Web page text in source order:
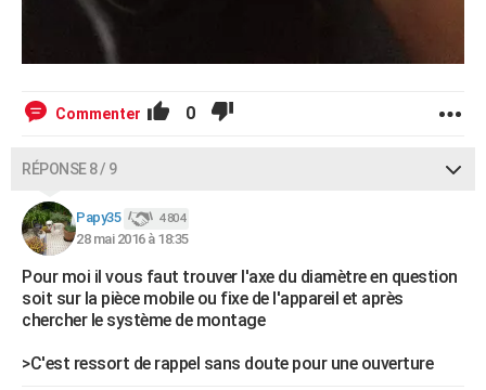
Commenter 0
RÉPONSE 8 / 9
Papy35 4 804
28 mai 2016 à 18:35
Pour moi il vous faut trouver l'axe du diamètre en question
soit sur la pièce mobile ou fixe de l'appareil et après
chercher le système de montage
>C'est ressort de rappel sans doute pour une ouverture